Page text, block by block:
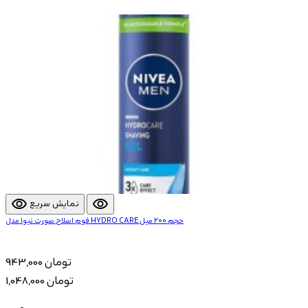
visibility نمایش سریع visibility
فوم اصلاح صورت نیوا مدل HYDRO CARE حجم 200 میل
943,000 تومان
1,048,000 تومان